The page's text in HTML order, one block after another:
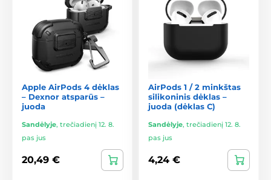
Apple AirPods 4 dėklas
– Dexnor atsparūs –
juoda
Sandėlyje, trečiadienį 12. 8.
pas jus
20,49 €
AirPods 1 / 2 minkštas
silikoninis dėklas –
juoda (dėklas C)
Sandėlyje, trečiadienį 12. 8.
pas jus
4,24 €